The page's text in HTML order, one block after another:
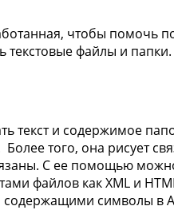
чтобы помочь
текстовые файлы и папки.
текст и содержимое
Более того, она рисует
С ее помощью
файлов как XML и
символы в